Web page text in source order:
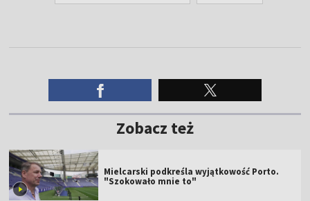
Zobacz też
Mielcarski podkreśla wyjątkowość Porto.
"Szokowało mnie to"